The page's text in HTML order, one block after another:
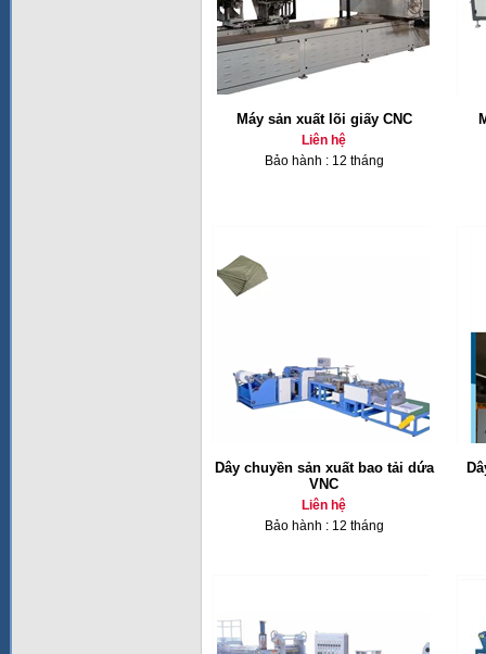
Máy sản xuất lõi giấy CNC
Liên hệ
Bảo hành : 12 tháng
Dây chuyền sản xuất bao tải dứa
VNC
Liên hệ
Bảo hành : 12 tháng